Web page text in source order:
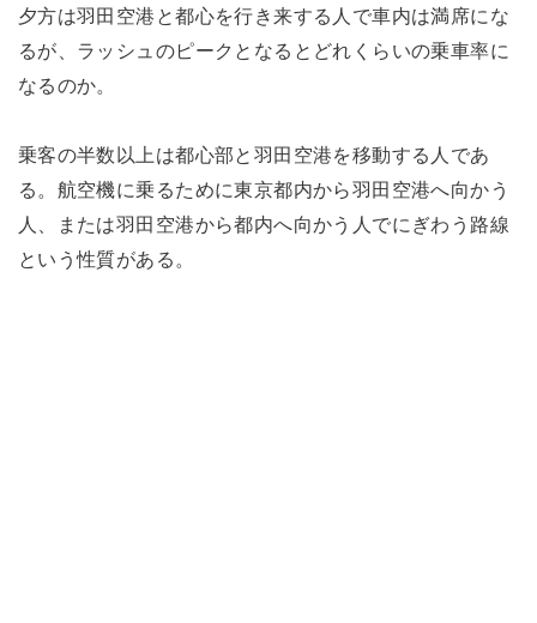
夕方は羽田空港と都心を行き来する人で車内は満席にな
るが、ラッシュのピークとなるとどれくらいの乗車率に
なるのか。
乗客の半数以上は都心部と羽田空港を移動する人であ
る。航空機に乗るために東京都内から羽田空港へ向かう
人、または羽田空港から都内へ向かう人でにぎわう路線
という性質がある。